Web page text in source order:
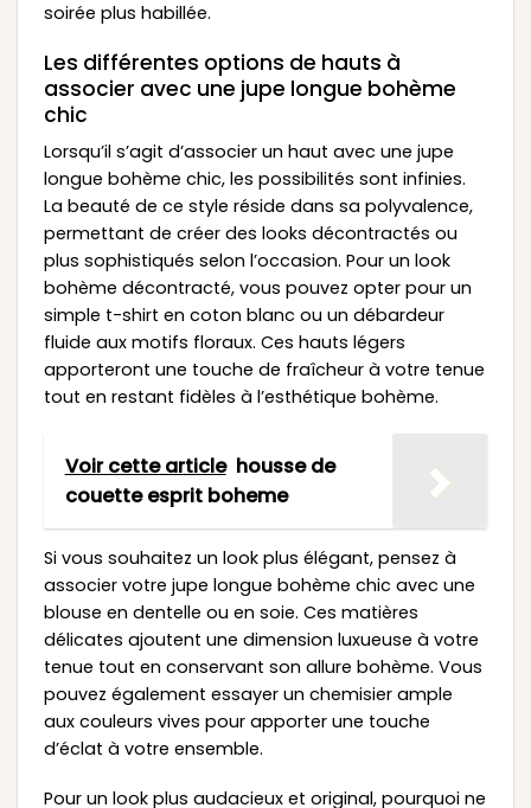
soirée plus habillée.
Les différentes options de hauts à
associer avec une jupe longue bohème
chic
Lorsqu’il s’agit d’associer un haut avec une jupe
longue bohème chic, les possibilités sont infinies.
La beauté de ce style réside dans sa polyvalence,
permettant de créer des looks décontractés ou
plus sophistiqués selon l’occasion. Pour un look
bohème décontracté, vous pouvez opter pour un
simple t-shirt en coton blanc ou un débardeur
fluide aux motifs floraux. Ces hauts légers
apporteront une touche de fraîcheur à votre tenue
tout en restant fidèles à l’esthétique bohème.
Voir cette article housse de
couette esprit boheme
Si vous souhaitez un look plus élégant, pensez à
associer votre jupe longue bohème chic avec une
blouse en dentelle ou en soie. Ces matières
délicates ajoutent une dimension luxueuse à votre
tenue tout en conservant son allure bohème. Vous
pouvez également essayer un chemisier ample
aux couleurs vives pour apporter une touche
d’éclat à votre ensemble.
Pour un look plus audacieux et original, pourquoi ne